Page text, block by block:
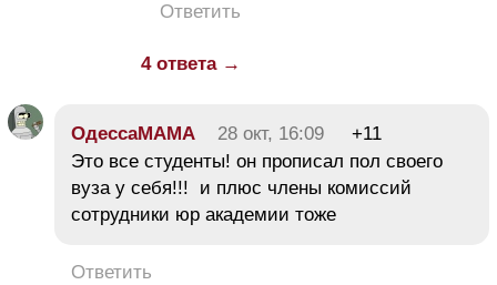
Ответить
4 ответа →
ОдессаМАМА 28 окт, 16:09
+11
Это все студенты! он прописал пол своего
вуза у себя!!! и плюс члены комиссий
сотрудники юр академии тоже
Ответить